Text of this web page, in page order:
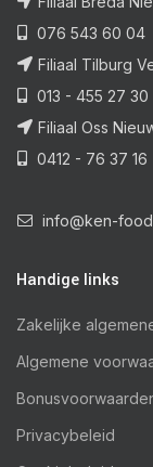
076 543 60 04
Filiaal Tilburg
013 - 455 27 30
Filiaal Oss
0412 - 76 37 16
info@ken-
Handige links
Zakelijke
Algemene
Privacybeleid